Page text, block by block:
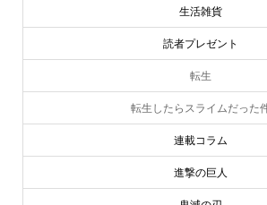
生活雑貨
読者プレゼント
転生
転生したらスライムだった
連載コラム
進撃の巨人